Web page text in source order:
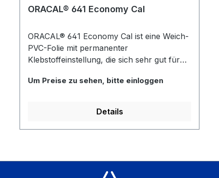
ORACAL® 641 Economy Cal
ORACAL® 641 Economy Cal ist eine Weich-
PVC-Folie mit permanenter
Klebstoffeinstellung, die sich sehr gut für
Schneideplotteranlagen eignet. Sie wird für
Beschriftungen und Dekorationen im
nahezu unbegrenzt haltbar.
Um Preise zu sehen, bitte einloggen
Details